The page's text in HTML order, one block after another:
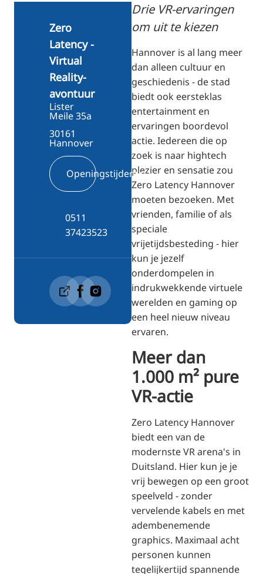
Drie VR-ervaringen
om uit te kiezen
Hannover is al lang meer
dan alleen cultuur en
geschiedenis - de stad
biedt ook eersteklas
entertainment en
ervaringen boordevol
actie. Iedereen die op
zoek is naar hightech
plezier en sensatie zou
Zero Latency Hannover
moeten bezoeken. Met
vrienden, familie of als
speciale
vrijetijdsbesteding - hier
kun je jezelf
onderdompelen in
indrukwekkende virtuele
werelden en gaming op
een heel nieuw niveau
ervaren.
Meer dan
1.000 m² pure
VR-actie
Zero Latency Hannover
biedt een van de
modernste VR arena's in
Duitsland. Hier kun je je
vrij bewegen op een groot
speelveld - zonder
vervelende kabels en met
adembenemende
graphics. Maximaal acht
personen kunnen
tegelijkertijd spannende
Zero
Latency -
Virtual
Reality-
avontuur
Lister
Meile 35a
30161
Hannover
Openingstijden
0511
37423523